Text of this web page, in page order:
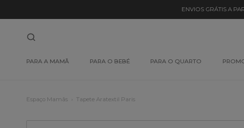
ENVIOS GRÁTIS A
PARA A MAMÃ PARA O BEBÉ PARA O QUARTO
Espaço Mamãs Tapete Aratextil Paris